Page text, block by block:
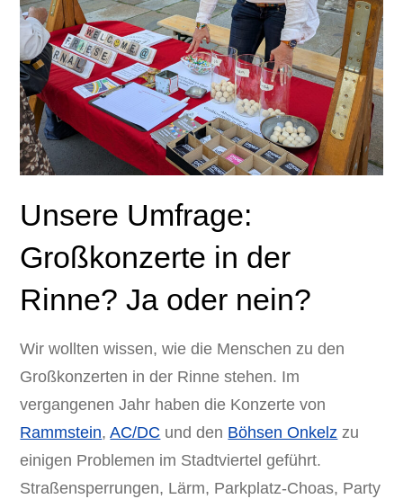
Unsere Umfrage:
Großkonzerte in der
Rinne? Ja oder nein?
Wir wollten wissen, wie die Menschen zu den
Großkonzerten in der Rinne stehen. Im
vergangenen Jahr haben die Konzerte von
Rammstein,AC/DC und den Böhsen Onkelz zu
einigen Problemen im Stadtviertel geführt.
Straßensperrungen, Lärm, Parkplatz-Choas, Party